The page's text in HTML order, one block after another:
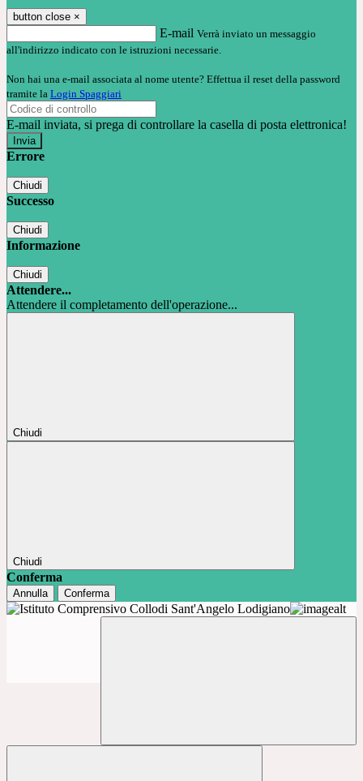
button close ×
E-mail Verrà inviato un messaggio
all'indirizzo indicato con le istruzioni necessarie.
Non hai una e-mail associata al nome utente? Effettua il reset della password
tramite la Login Spaggiari
E-mail inviata, si prega di controllare la casella di posta elettronica!
Errore
Chiudi
Successo
Chiudi
Informazione
Chiudi
Attendere...
Attendere il completamento dell'operazione...
Chiudi
Chiudi
Conferma
Annulla Conferma